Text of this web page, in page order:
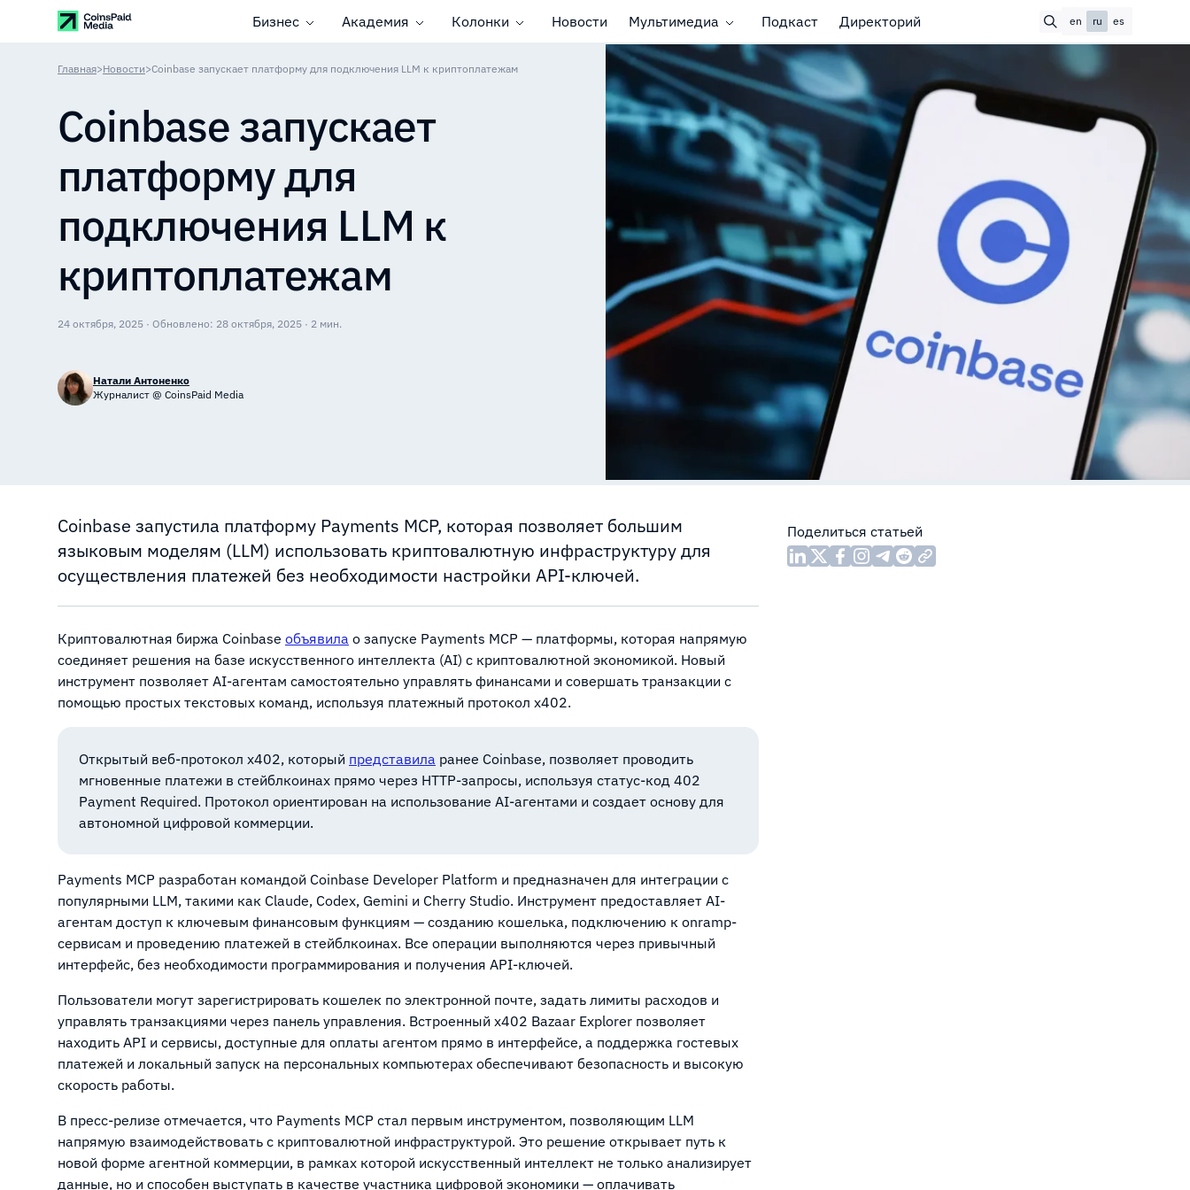
Бизнес Академия Колонки Новости Мультимедиа Подкаст Директорий en ru es
Главная>Новости>Coinbase запускает платформу для подключения LLM к криптоплатежам
Coinbase запускает
платформу для
подключения LLM к
криптоплатежам
24 октября, 2025 · Обновлено: 28 октября, 2025 · 2 мин.
Натали Антоненко
Журналист @ CoinsPaid Media
Coinbase запустила платформу Payments MCP, которая позволяет большим
языковым моделям (LLM) использовать криптовалютную инфраструктуру для
осуществления платежей без необходимости настройки API-ключей.
Криптовалютная биржа Coinbase объявила о запуске Payments MCP — платформы, которая напрямую
соединяет решения на базе искусственного интеллекта (AI) с криптовалютной экономикой. Новый
инструмент позволяет AI-агентам самостоятельно управлять финансами и совершать транзакции с
помощью простых текстовых команд, используя платежный протокол x402.
Открытый веб-протокол x402, который представила ранее Coinbase, позволяет проводить
мгновенные платежи в стейблкоинах прямо через HTTP-запросы, используя статус-код 402
Payment Required. Протокол ориентирован на использование AI-агентами и создает основу для
автономной цифровой коммерции.
Payments MCP разработан командой Coinbase Developer Platform и предназначен для интеграции с
популярными LLM, такими как Claude, Codex, Gemini и Cherry Studio. Инструмент предоставляет AI-
агентам доступ к ключевым финансовым функциям — созданию кошелька, подключению к onramp-
сервисам и проведению платежей в стейблкоинах. Все операции выполняются через привычный
интерфейс, без необходимости программирования и получения API-ключей.
Пользователи могут зарегистрировать кошелек по электронной почте, задать лимиты расходов и
управлять транзакциями через панель управления. Встроенный x402 Bazaar Explorer позволяет
находить API и сервисы, доступные для оплаты агентом прямо в интерфейсе, а поддержка гостевых
платежей и локальный запуск на персональных компьютерах обеспечивают безопасность и высокую
скорость работы.
В пресс-релизе отмечается, что Payments MCP стал первым инструментом, позволяющим LLM
напрямую взаимодействовать с криптовалютной инфраструктурой. Это решение открывает путь к
новой форме агентной коммерции, в рамках которой искусственный интеллект не только анализирует
данные, но и способен выступать в качестве участника цифровой экономики — оплачивать
Поделиться статьей